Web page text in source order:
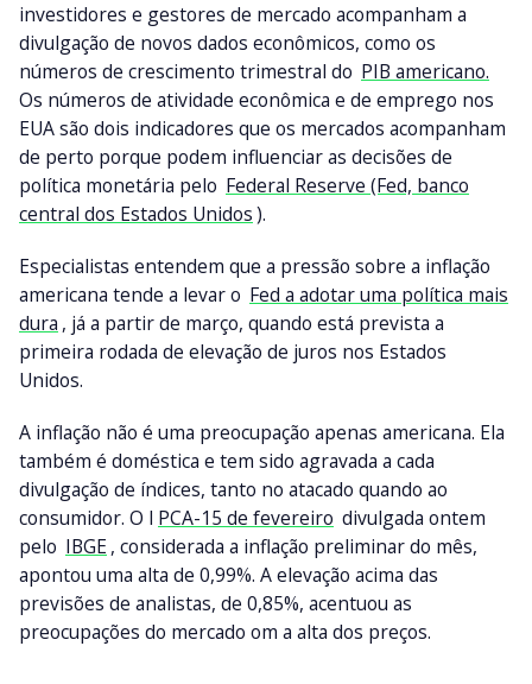
investidores e gestores de mercado acompanham a
divulgação de novos dados econômicos, como os
números de crescimento trimestral do PIB americano.
Os números de atividade econômica e de emprego nos
EUA são dois indicadores que os mercados acompanham
de perto porque podem influenciar as decisões de
política monetária pelo Federal Reserve (Fed, banco
central dos Estados Unidos).
Especialistas entendem que a pressão sobre a inflação
americana tende a levar o Fed a adotar uma política mais
dura , já a partir de março, quando está prevista a
primeira rodada de elevação de juros nos Estados
Unidos.
A inflação não é uma preocupação apenas americana. Ela
também é doméstica e tem sido agravada a cada
divulgação de índices, tanto no atacado quando ao
consumidor. O I PCA-15 de fevereiro divulgada ontem
pelo IBGE , considerada a inflação preliminar do mês,
apontou uma alta de 0,99%. A elevação acima das
previsões de analistas, de 0,85%, acentuou as
preocupações do mercado om a alta dos preços.